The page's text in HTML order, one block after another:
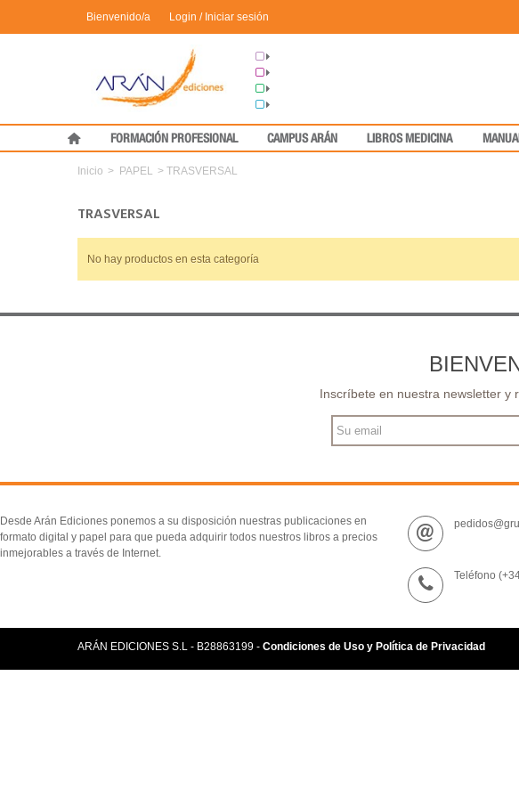
Bienvenido/a Login / Iniciar sesión
Grupo Arán
Congresos
Formación
Medical Press
FORMACIÓN PROFESIONAL CAMPUS ARÁN LIBROS MEDICINA
Inicio > PAPEL > TRASVERSAL
TRASVERSAL
No hay productos en esta categoría
Inscríbete en nuestra newsletter y
Desde Arán Ediciones ponemos a su disposición nuestras publicaciones en
formato digital y papel para que pueda adquirir todos nuestros libros a precios
inmejorables a través de Internet.
Teléfono
ARÁN EDICIONES S.L - B28863199 - Condiciones de Uso y Política de Privacidad